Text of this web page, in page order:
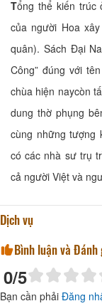
Tổng thể kiến trúc
của người Hoa
quân). Sách Đại
Công” đúng với
chùa hiện naycòn
dung thờ phụng
cùng những tượng
có các nhà sư trụ
cả người Việt và
Dịch vụ
Bình luận và Đánh
0/5
Bạn cần phải Đăng